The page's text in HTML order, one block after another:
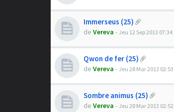
Immerseus (25)
de Vereva - Jeu 12 Sep 2013 07:34
Qwon de fer (25)
de Vereva - Jeu 28 Mar 2013 02:53
Sombre animus (25)
de Vereva - Jeu 28 Mar 2013 02:52